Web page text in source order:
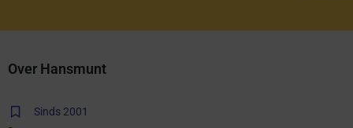
Over Hansmunt
Sinds 2001